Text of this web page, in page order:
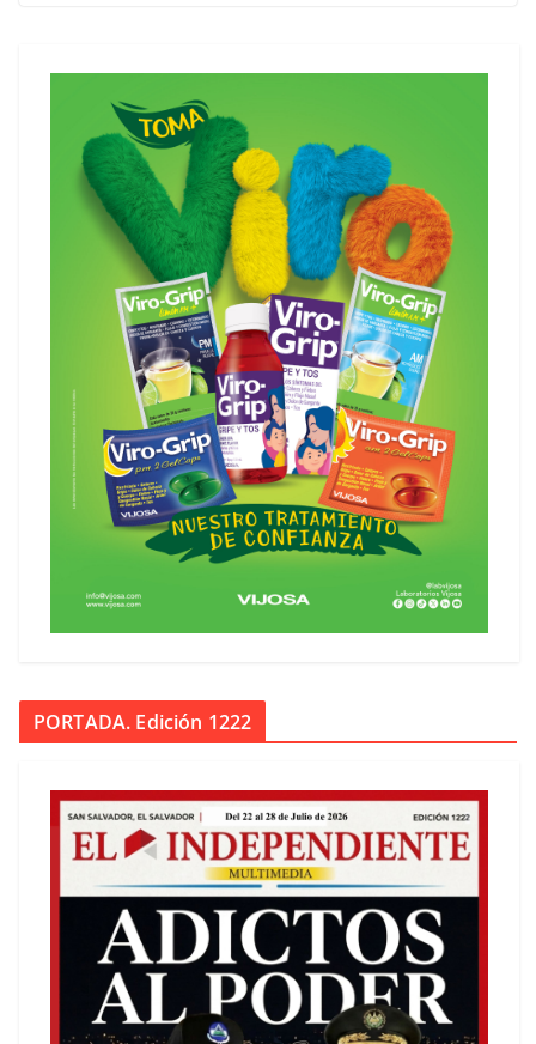
PORTADA. Edición 1222